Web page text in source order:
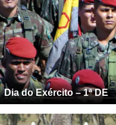
Dia do Exército – 1ª DE